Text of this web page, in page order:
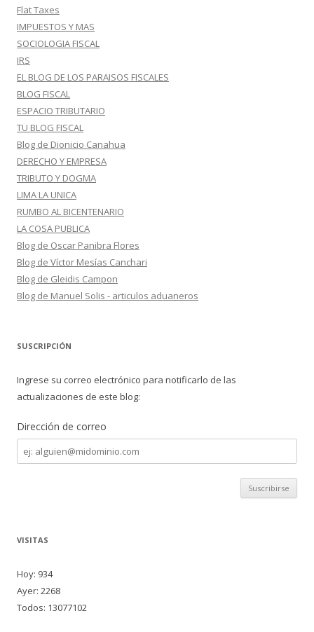
Flat Taxes
IMPUESTOS Y MAS
SOCIOLOGIA FISCAL
IRS
EL BLOG DE LOS PARAISOS FISCALES
BLOG FISCAL
ESPACIO TRIBUTARIO
TU BLOG FISCAL
Blog de Dionicio Canahua
DERECHO Y EMPRESA
TRIBUTO Y DOGMA
LIMA LA UNICA
RUMBO AL BICENTENARIO
LA COSA PUBLICA
Blog de Oscar Panibra Flores
Blog de Víctor Mesías Canchari
Blog de Gleidis Campon
Blog de Manuel Solis - articulos aduaneros
SUSCRIPCIÓN
Ingrese su correo electrónico para notificarlo de las
actualizaciones de este blog:
Dirección de correo
Dirección
de
correo
VISITAS
Hoy: 934
Ayer: 2268
Todos: 13077102